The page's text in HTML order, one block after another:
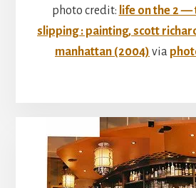
photo credit: life on the 2 —
slipping : painting, scott
manhattan (2004) via